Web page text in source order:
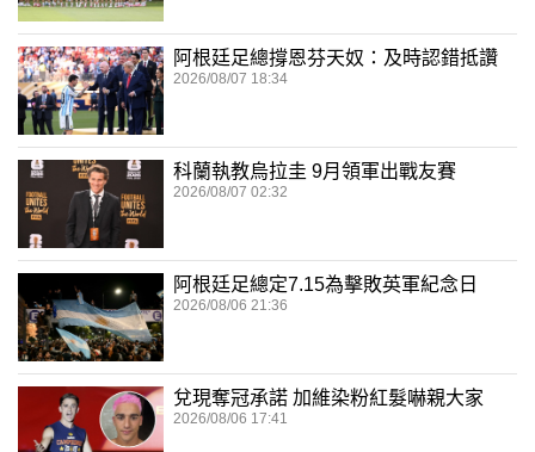
阿根廷足總撐恩芬天奴：及時認錯抵讚
2026/08/07 18:34
科蘭執教烏拉圭 9月領軍出戰友賽
2026/08/07 02:32
阿根廷足總定7.15為擊敗英軍紀念日
2026/08/06 21:36
兌現奪冠承諾 加維染粉紅髮嚇親大家
2026/08/06 17:41